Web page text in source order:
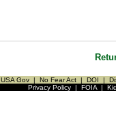
USA Gov | No Fear Act | DOI |
Privacy Policy| FOIA|